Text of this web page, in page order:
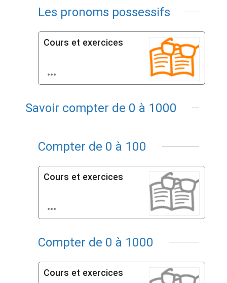
Les pronoms possessifs
Cours et exercices

Savoir compter de 0 à 1000
Compter de 0 à 100
Cours et exercices

Compter de 0 à 1000
Cours et exercices